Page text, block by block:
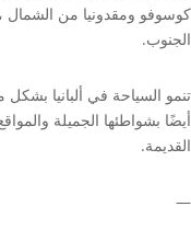
كوسوفو ومقدونيا من الشمال
الجنوب.
تنمو السياحة في ألبانيا بشكل
أيضًا بشواطئها الجميلة
القديمة.
—